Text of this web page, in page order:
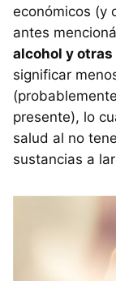
económicos (y
antes
alcohol y otras
significar
presente), lo
salud al no
sustancias a